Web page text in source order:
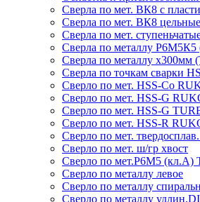
Сверла по мет. ВК8 с
Сверла по мет. ВК8 цельные
Сверла по мет.
Сверла по металлу Р6М5К5
Сверла по металлу х300мм
Сверла по точкам сварки
Сверло по мет. HSS-Co
Сверло по мет. HSS-G
Сверло по мет. HSS-G
Сверло по мет. HSS-R
Сверло по мет.
Сверло по мет. ш/гр хвост
Сверло по мет.Р6М5 (кл.А)
Сверло по металлу левое
Сверло по металлу
Сверло по металлу